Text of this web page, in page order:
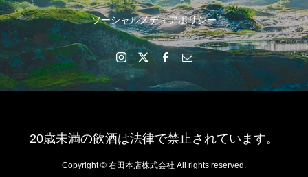
ソーシャルメディアポリシー
20歳未満の飲酒は法律で禁止されています。
Copyright © 右田本店株式会社 All rights reserved.